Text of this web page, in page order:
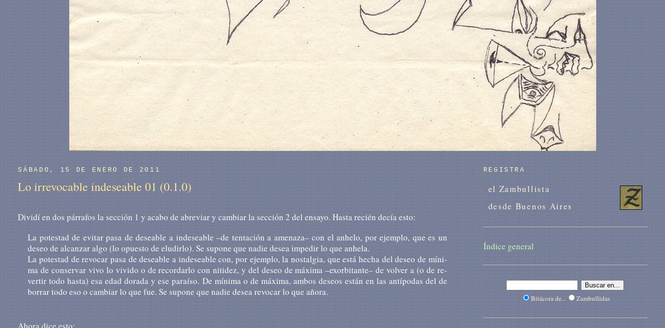
SÁBADO, 15 DE ENERO DE 2011
Lo irrevocable indeseable 01 (0.1.0)
Dividí en dos párrafos la sección 1 y acabo de abreviar y cambiar la sección 2 del ensayo. Hasta recién decía esto:
La po­tes­tad de evi­tar pasa de desea­ble a in­de­sea­ble –de ten­ta­ción a ame­na­za– con el an­he­lo, por ejem­plo, que es un
deseo de al­can­zar algo (lo opues­to de elu­dir­lo). Se su­po­ne que nadie desea im­pe­dir lo que an­he­la.
La po­tes­tad de re­vo­car pasa de desea­ble a in­de­sea­ble con, por ejem­plo, la nos­tal­gia, que está hecha del deseo de mí­ni­
ma de con­ser­var vivo lo vi­vi­do o de re­cor­dar­lo con ni­ti­dez, y del deseo de má­xi­ma –exor­bi­tan­te– de vol­ver a (o de re­
ver­tir todo hasta) esa edad do­ra­da y ese pa­raí­so. De mí­ni­ma o de má­xi­ma, ambos de­seos están en las an­tí­po­das del de
bo­rrar todo eso o cam­biar lo que fue. Se su­po­ne que nadie desea re­vo­car lo que añora.
REGISTRA
el Zambullista
desde Buenos Aires
Índice general
Bitácora de... Zambullidas